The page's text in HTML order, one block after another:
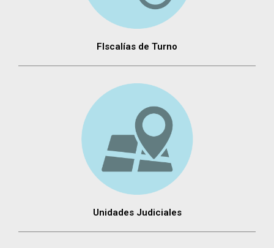
FIscalías de Turno
Unidades Judiciales